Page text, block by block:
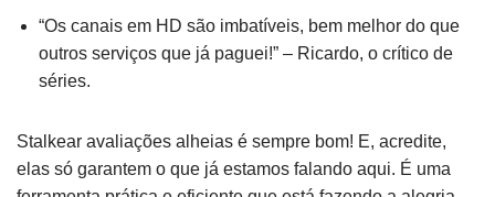
“Os canais em HD são imbatíveis, bem melhor do que
outros serviços que já paguei!” – Ricardo, o crítico de
séries.
Stalkear avaliações alheias é sempre bom! E, acredite,
elas só garantem o que já estamos falando aqui. É uma